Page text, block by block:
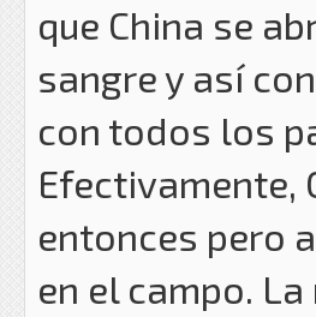
que China se
sangre y así
con todos los
Efectivamente,
entonces pero
en el campo.